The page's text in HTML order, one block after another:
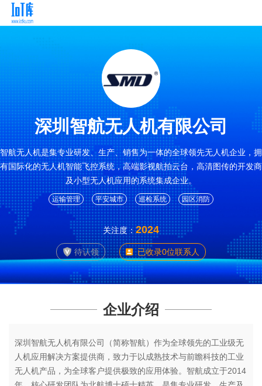
深圳智航无人机有限公司
智航无人机是集专业研发、生产、销售为一体的全球领先无人机企业，拥
有国际化的无人机智能飞控系统，高端影视航拍云台，高清图传的开发商
及小型无人机应用的系统集成企业。
运输管理 平安城市 巡检系统 园区消防
关注度：2024
待认领 已收录0位联系人
企业介绍
深圳智航无人机有限公司（简称智航）作为全球领先的工业级无
人机应用解决方案提供商，致力于以成熟技术与前瞻科技的工业
无人机产品，为全球客户提供极致的应用体验。智航成立于2014